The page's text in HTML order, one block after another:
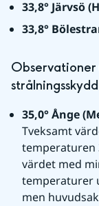
33,8° Järvsö
33,8°
strålningsskydd
Tveksamt
temperaturen
värdet med
temperaturer
men